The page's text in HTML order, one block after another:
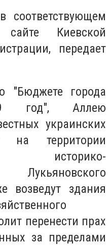
соответствующем
Киевской
передает
"Бюджете города
год", Аллею
украинских
на территории
историко-
возведут здания
перенести прах
за пределами